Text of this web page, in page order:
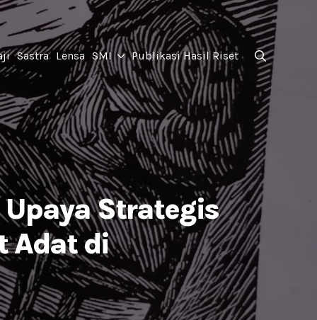
Sastra Lensa SMI Publikasi Hasil Riset
Search
for:
for:
Strategis
Adat di